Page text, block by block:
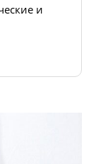
и